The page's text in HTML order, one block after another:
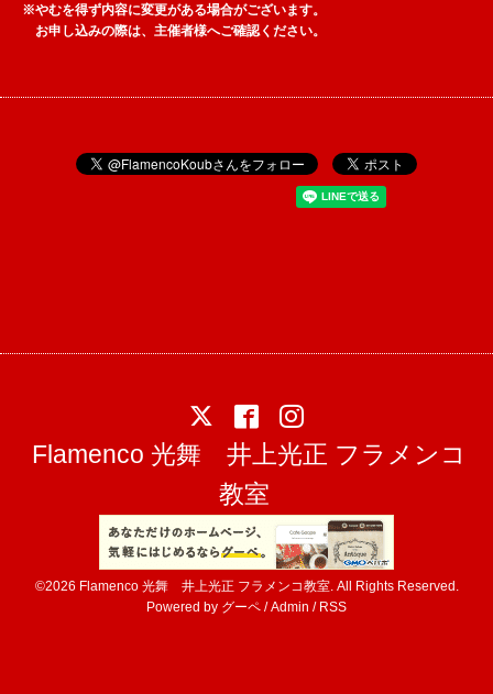
※やむを得ず内容に変更がある場合がございます。
お申し込みの際は、主催者様へご確認ください。
Flamenco 光舞 井上光正 フラメンコ
教室
©2026 Flamenco 光舞 井上光正 フラメンコ教室. All Rights Reserved.
Powered by グーペ /Admin / RSS